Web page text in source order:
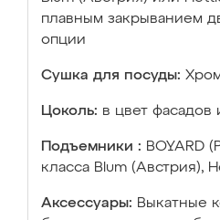
плавным закрыванием
опции
Сушка для посуды:
Цоколь: в цвет фасадов
Подъемники : BOYARD
класса Blum (Австрия),
Аксессуары: Выкатные